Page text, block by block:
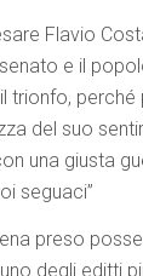
Flavio
e il
trionfo,
del suo
una giusta
seguaci”
preso
degli editti